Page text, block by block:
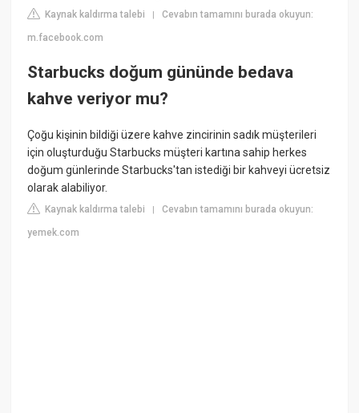
Kaynak kaldırma talebi |Cevabın tamamını burada okuyun:
m.facebook.com
Starbucks doğum gününde bedava
kahve veriyor mu?
Çoğu kişinin bildiği üzere kahve zincirinin sadık müşterileri
için oluşturduğu Starbucks müşteri kartına sahip herkes
doğum günlerinde Starbucks'tan istediği bir kahveyi ücretsiz
olarak alabiliyor.
Kaynak kaldırma talebi |Cevabın tamamını burada okuyun:
yemek.com